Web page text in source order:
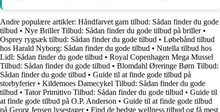
Andre populære artikler: Håndfarvet garn tilbud: Sådan finder du gode
tilbud • Nye Briller Tilbud: Sådan finder du gode tilbud på briller•
Osprey rygsæk tilbud: Sådan finder du gode tilbud • Løbebånd tilbud
hos Harald Nyborg: Sådan finder du gode tilbud • Nutella tilbud hos
Lidl: Sådan finder du gode tilbud • Royal Copenhagen Mega Mussel
Tilbud: Sådan finder du gode tilbud • Blomdahl Øreringe Børn Tilbud:
Sådan finder du gode tilbud • Guide til at finde gode tilbud på
storbyferier• Kildemoes Damecykel Tilbud: Sådan finder du gode
tilbud • Tator Primitivo Tilbud: Sådan finder du gode tilbud • Guide til
at finde gode tilbud på O.P. Anderson • Guide til at finde gode tilbud
på Georg Jensen lysestager• Find de bedste wellness tilbud og få mest